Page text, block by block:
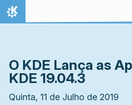
Ir para o conteúdo
Início
O KDE Lança as
KDE 19.04.3
Quinta, 11 de Julho de 2019